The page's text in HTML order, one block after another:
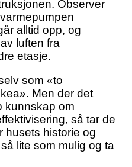
Observer
alltid opp, og
luften fra
etasje.
som «to
Men der det
kunnskap om
så tar de
husets historie og
lite som mulig og ta